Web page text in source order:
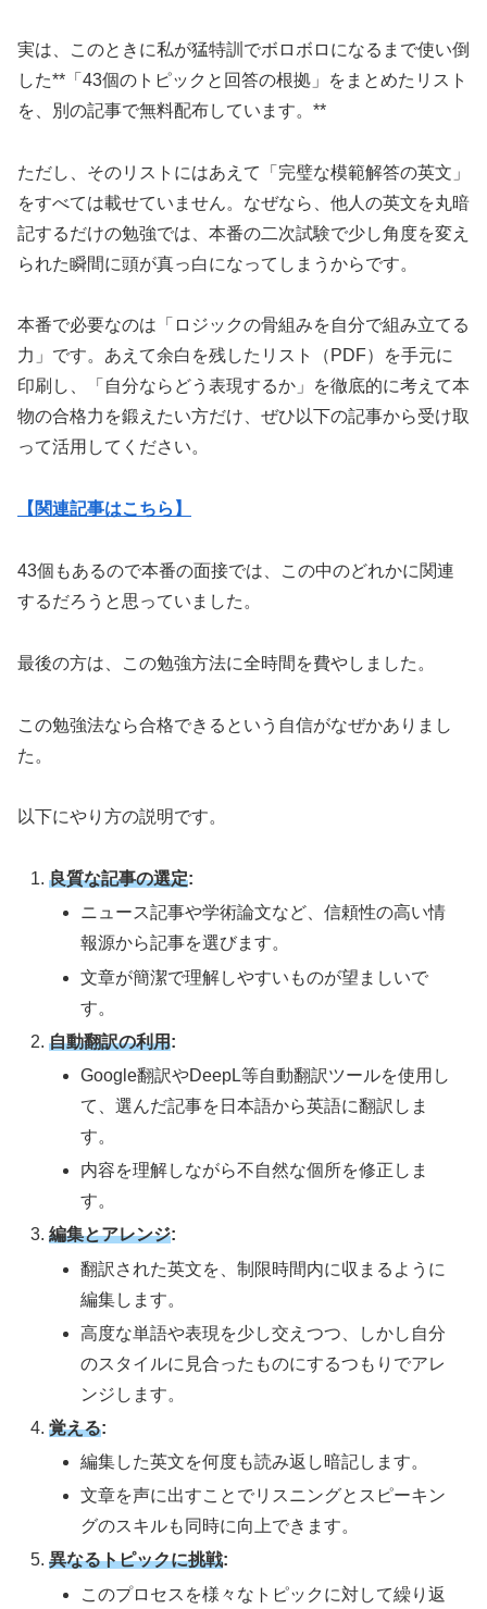
実は、このときに私が猛特訓でボロボロになるまで使い倒
した**「43個のトピックと回答の根拠」をまとめたリスト
を、別の記事で無料配布しています。**
ただし、そのリストにはあえて「完璧な模範解答の英文」
をすべては載せていません。なぜなら、他人の英文を丸暗
記するだけの勉強では、本番の二次試験で少し角度を変え
られた瞬間に頭が真っ白になってしまうからです。
本番で必要なのは「ロジックの骨組みを自分で組み立てる
力」です。あえて余白を残したリスト（PDF）を手元に
印刷し、「自分ならどう表現するか」を徹底的に考えて本
物の合格力を鍛えたい方だけ、ぜひ以下の記事から受け取
って活用してください。
【関連記事はこちら】
43個もあるので本番の面接では、この中のどれかに関連
するだろうと思っていました。
最後の方は、この勉強方法に全時間を費やしました。
この勉強法なら合格できるという自信がなぜかありまし
た。
以下にやり方の説明です。
良質な記事の選定:
ニュース記事や学術論文など、信頼性の高い情
報源から記事を選びます。
文章が簡潔で理解しやすいものが望ましいで
す。
自動翻訳の利用:
Google翻訳やDeepL等自動翻訳ツールを使用し
て、選んだ記事を日本語から英語に翻訳しま
す。
内容を理解しながら不自然な個所を修正しま
す。
編集とアレンジ:
翻訳された英文を、制限時間内に収まるように
編集します。
高度な単語や表現を少し交えつつ、しかし自分
のスタイルに見合ったものにするつもりでアレ
ンジします。
覚える:
編集した英文を何度も読み返し暗記します。
文章を声に出すことでリスニングとスピーキン
グのスキルも同時に向上できます。
異なるトピックに挑戦:
このプロセスを様々なトピックに対して繰り返